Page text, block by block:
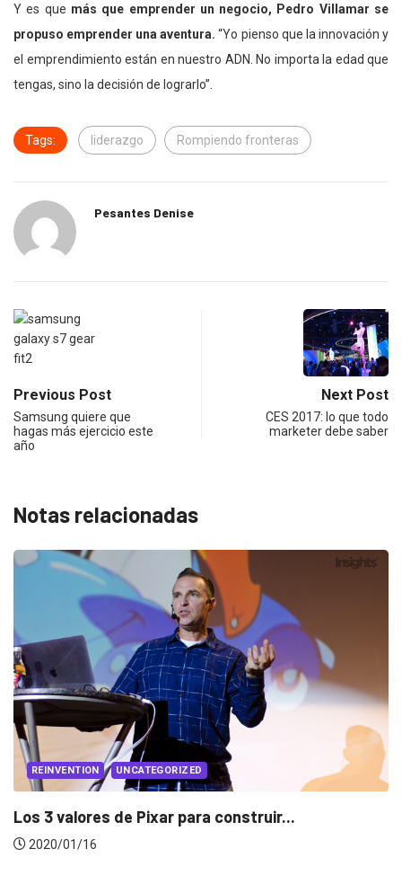
Y es que más que emprender un negocio, Pedro Villamar se
propuso emprender una aventura. “Yo pienso que la innovación y
el emprendimiento están en nuestro ADN. No importa la edad que
tengas, sino la decisión de lograrlo”.
Tags: liderazgo Rompiendo fronteras
Pesantes Denise
Previous Post
Samsung quiere que
hagas más ejercicio este
año
Next Post
CES 2017: lo que todo
marketer debe saber
Notas relacionadas
PUBLICIDAD PUBLICIDAD LOCAL
Rompiendo Fronteras EN VIVO: Jorge Ulloa en...
2019/02/05